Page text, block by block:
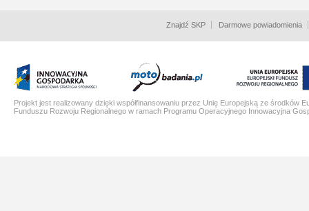
Znajdź SKP Darmowe powiadomienia
Projekt jest realizowany dzięki współfinansowaniu przez Unię Europejską ze środków
Funduszu Rozwoju Regionalnego w ramach Programu Operacyjnego Innowacyjna